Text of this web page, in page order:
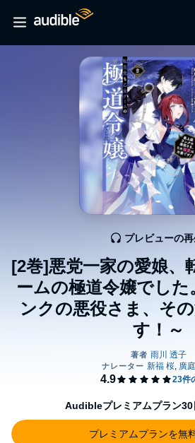
[2巻]悪党一家の愛娘、
ームの極道令嬢でした
ンクの悪役さま、そ
す！～
プレビューの再
Audibleプレミアムプラン30
プレミアムプランを無